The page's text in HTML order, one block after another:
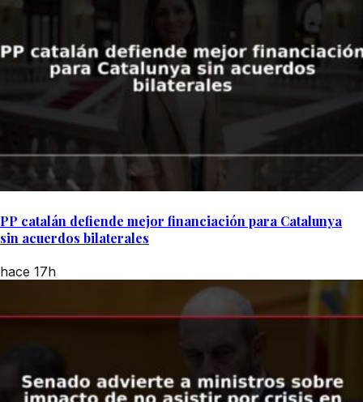
PP catalán defiende mejor financiación para Catalunya
sin acuerdos bilaterales
hace 17h